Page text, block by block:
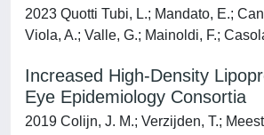
2023 Quotti Tubi, L.; Mandato, E.;
Viola, A.; Valle, G.; Mainoldi, F.;
Increased High-Density
Eye Epidemiology Consortia
2019 Colijn, J. M.; Verzijden, T.;